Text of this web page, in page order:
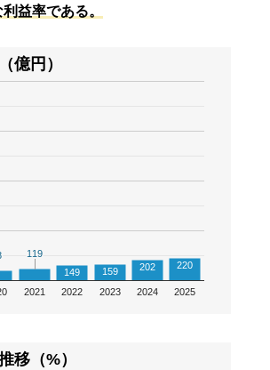
益率である。
億円）
2021 2022 2023 2024 2025
119
119
149
159 202 220
移（%）